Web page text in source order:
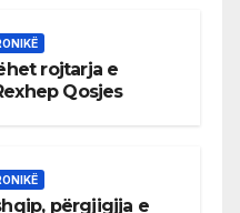
rojtarja e
Qosjes
përgjigjja e